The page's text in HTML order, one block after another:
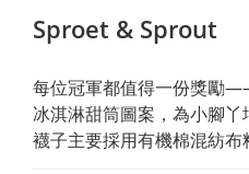
Sproet & Sprout
每位冠軍都值得一份獎勵
冰淇淋甜筒圖案，為小腳丫
襪子主要採用有機棉混紡布